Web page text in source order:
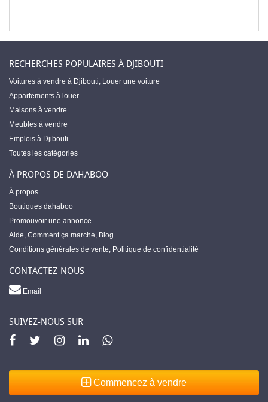
RECHERCHES POPULAIRES À DJIBOUTI
Voitures à vendre à Djibouti, Louer une voiture
Appartements à louer
Maisons à vendre
Meubles à vendre
Emplois à Djibouti
Toutes les catégories
À PROPOS DE DAHABOO
À propos
Boutiques dahaboo
Promouvoir une annonce
Aide, Comment ça marche, Blog
Conditions générales de vente, Politique de confidentialité
CONTACTEZ-NOUS
Email
SUIVEZ-NOUS SUR
Commencez à vendre